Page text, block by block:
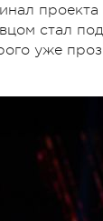
проекта
стал
уже